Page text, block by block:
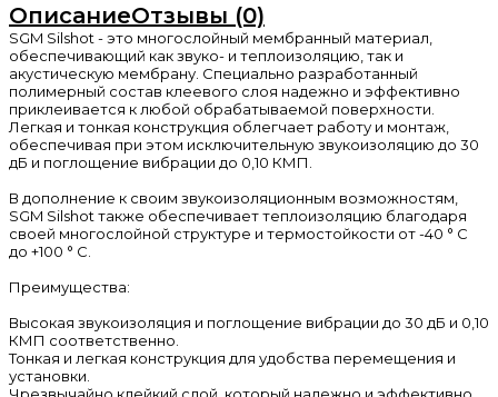
ОписаниеОтзывы (0)
SGM Silshot - это многослойный мембранный материал,
обеспечивающий как звуко- и теплоизоляцию, так и
акустическую мембрану. Специально разработанный
полимерный состав клеевого слоя надежно и эффективно
приклеивается к любой обрабатываемой поверхности.
Легкая и тонкая конструкция облегчает работу и монтаж,
обеспечивая при этом исключительную звукоизоляцию до 30
дБ и поглощение вибрации до 0,10 КМП.
В дополнение к своим звукоизоляционным возможностям,
SGM Silshot также обеспечивает теплоизоляцию благодаря
своей многослойной структуре и термостойкости от -40 ° C
до +100 ° C.
Преимущества:
Высокая звукоизоляция и поглощение вибрации до 30 дБ и 0,10
КМП соответственно.
Тонкая и легкая конструкция для удобства перемещения и
установки.
Чрезвычайно клейкий слой, который надежно и эффективно